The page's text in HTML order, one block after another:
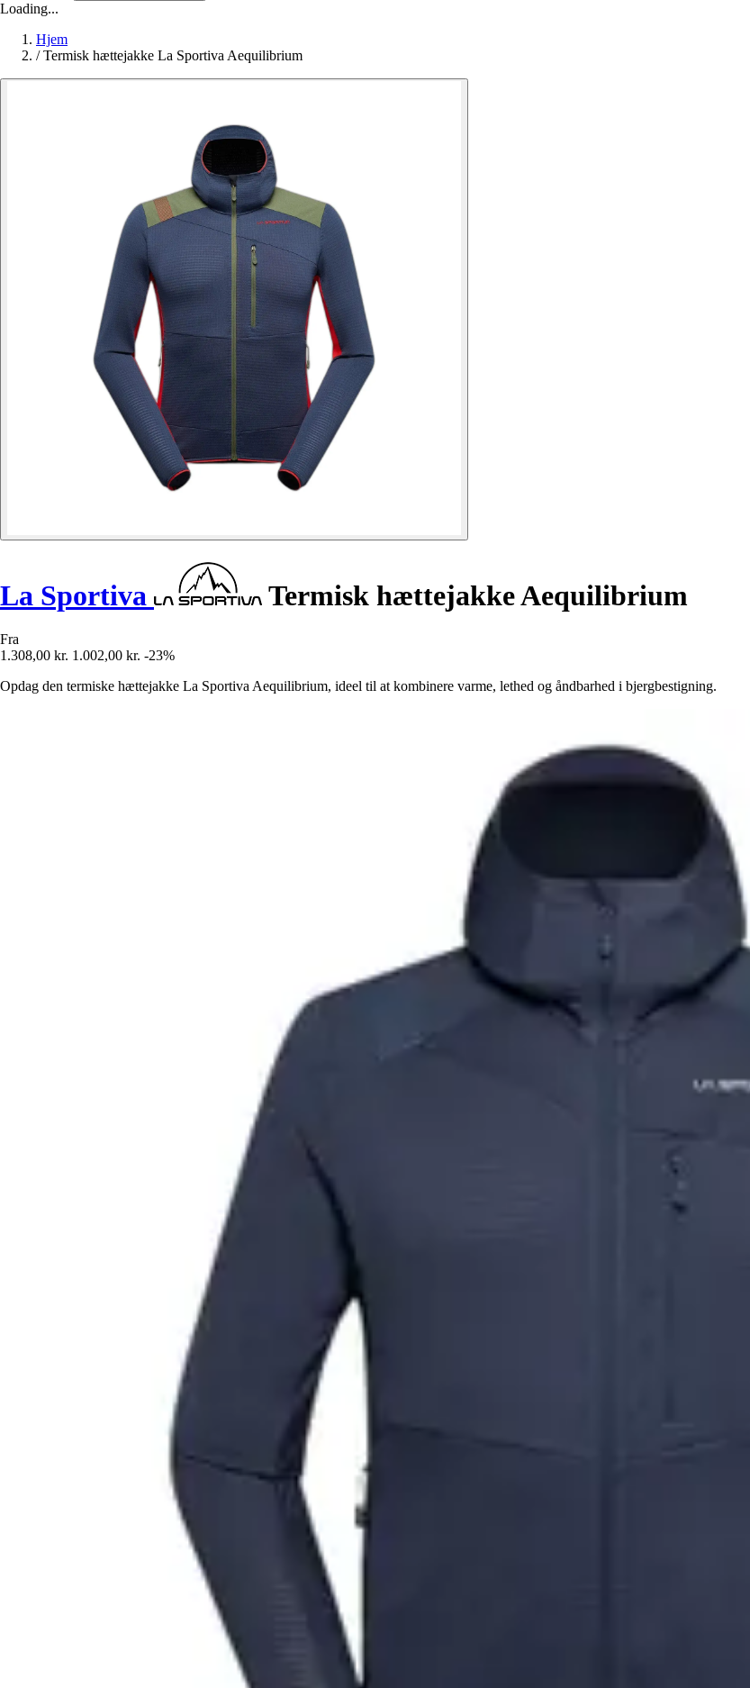
Loading...
Hjem
/ Termisk hættejakke La Sportiva Aequilibrium
La Sportiva Termisk hættejakke Aequilibrium
Fra
1.308,00 kr. 1.002,00 kr. -23%
Opdag den termiske hættejakke La Sportiva Aequilibrium, ideel til at kombinere varme, lethed og åndbarhed i bjergbestigning.